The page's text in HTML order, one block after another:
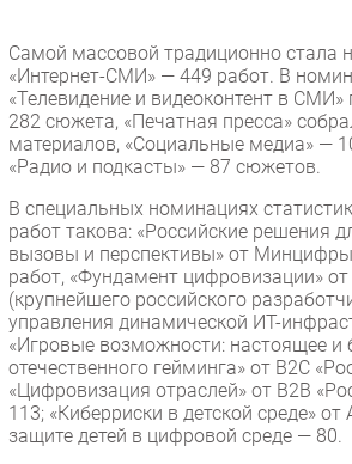
IT класс
Тестовый стенд
Каталог компаний
Самой массовой традиционно стала
«Интернет-СМИ» — 449 работ. В
«Телевидение и видеоконтент в СМИ»
282 сюжета, «Печатная пресса»
материалов, «Социальные медиа» —
«Радио и подкасты» — 87 сюжетов.
В специальных номинациях
работ такова: «Российские решения
вызовы и перспективы» от
работ, «Фундамент цифровизации» от
(крупнейшего российского
управления динамической ИТ-
«Игровые возможности: настоящее и
отечественного гейминга» от В2С
«Цифровизация отраслей» от В2В
113; «Киберриски в детской среде» от
защите детей в цифровой среде — 80.